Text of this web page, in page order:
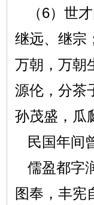
（6）世才
继远、继宗
万朝，万朝
源伦，分茶
孙茂盛，瓜
民国年间
儒盈都字
图奉，丰宪